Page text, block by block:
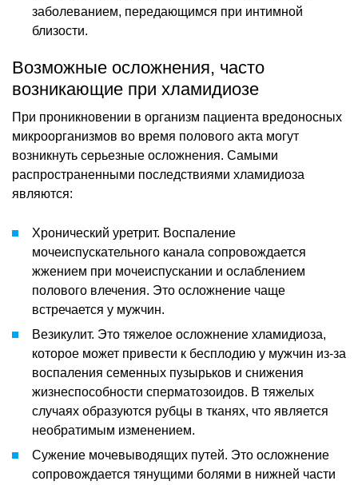
заболеванием, передающимся при интимной
близости.
Возможные осложнения, часто
возникающие при хламидиозе
При проникновении в организм пациента вредоносных
микроорганизмов во время полового акта могут
возникнуть серьезные осложнения. Самыми
распространенными последствиями хламидиоза
являются:
Хронический уретрит. Воспаление
мочеиспускательного канала сопровождается
жжением при мочеиспускании и ослаблением
полового влечения. Это осложнение чаще
встречается у мужчин.
Везикулит. Это тяжелое осложнение хламидиоза,
которое может привести к бесплодию у мужчин из-за
воспаления семенных пузырьков и снижения
жизнеспособности сперматозоидов. В тяжелых
случаях образуются рубцы в тканях, что является
необратимым изменением.
Сужение мочевыводящих путей. Это осложнение
сопровождается тянущими болями в нижней части